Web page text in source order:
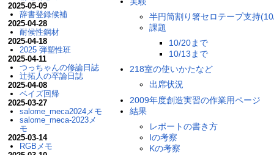
半円筒割り箸セロテープ支持
課題
10/20まで
10/13まで
218室の使いかたなど
出席状況
2009年度創造実習の作業用ページ
結果
レポートの書き方
Iの考察
Kの考察
2025-05-09
辞書登録候補
2025-04-28
耐候性鋼材
2025-04-18
2025 弾塑性班
2025-04-11
つっちゃんの修論日誌
辻拓人の卒論日誌
2025-04-08
ベイズ回帰
2025-03-27
salome_meca2024メモ
salome_meca-2023メ
モ
2025-03-14
RGBメモ